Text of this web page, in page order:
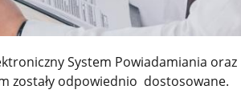
System Powiadamiania oraz
zostały odpowiednio dostosowane.